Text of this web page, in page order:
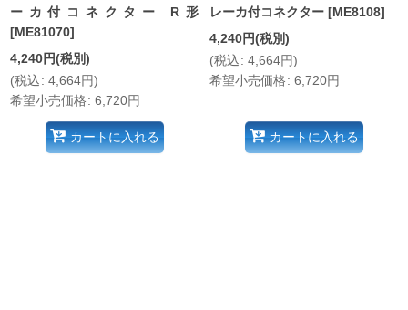
ーカ付コネクター R形
[ME81070]
4,240円(税別)
(税込: 4,664円)
希望小売価格: 6,720円
カートに入れる
レーカ付コネクター [ME8108]
4,240円(税別)
(税込: 4,664円)
希望小売価格: 6,720円
カートに入れる